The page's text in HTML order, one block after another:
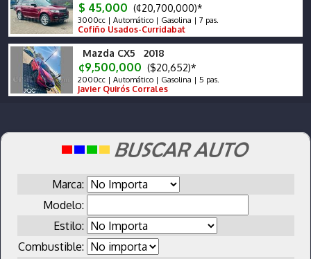
$ 45,000 (¢20,700,000)*
3000cc | Automático | Gasolina | 7 pas.
Cofiño Usados-Curridabat
Mazda CX5 2018
¢9,500,000 ($20,652)*
2000cc | Automático | Gasolina | 5 pas.
Javier Quirós Corrales
Marca:
Modelo:
Estilo:
Combustible: